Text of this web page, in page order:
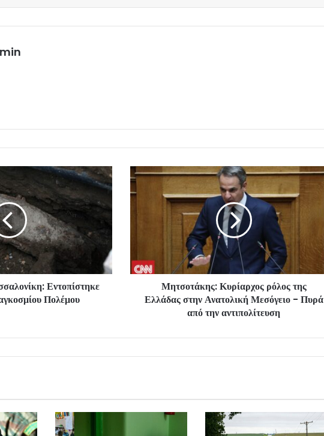
Εντοπίστηκε
Πολέμου
Μητσοτάκης: Κυρίαρχος ρόλος της
Ελλάδας στην Ανατολική Μεσόγειο - Πυρά
από την αντιπολίτευση